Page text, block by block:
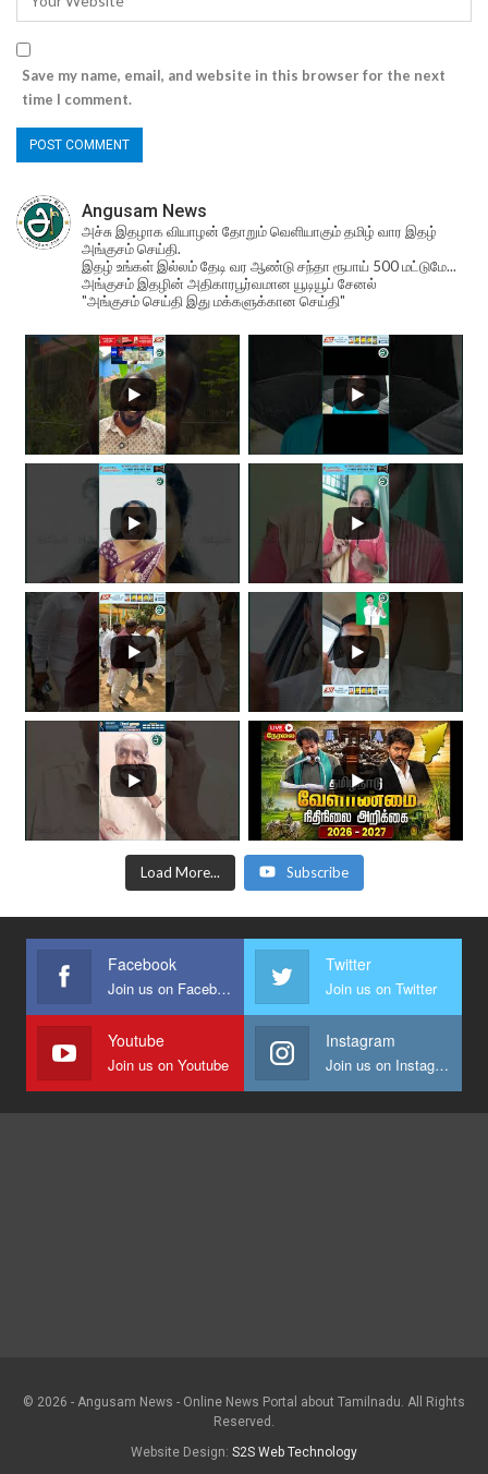
Save my name, email, and website in this browser for the next
time I comment.
Angusam News
அச்சு இதழாக வியாழன் தோறும் வெளியாகும் தமிழ் வார இதழ்
அங்குசம் செய்தி.
இதழ் உங்கள் இல்லம் தேடி வர ஆண்டு சந்தா ரூபாய் 500 மட்டுமே...
அங்குசம் இதழின் அதிகாரபூர்வமான யூடியூப் சேனல்
"அங்குசம் செய்தி இது மக்களுக்கான செய்தி"
Load More... Subscribe
Facebook
Join us on Facebook
Twitter
Join us on Twitter
Youtube
Join us on Youtube
Instagram
Join us on Instagram
© 2026 - Angusam News - Online News Portal about Tamilnadu. All Rights
Reserved.
Website Design: S2S Web Technology